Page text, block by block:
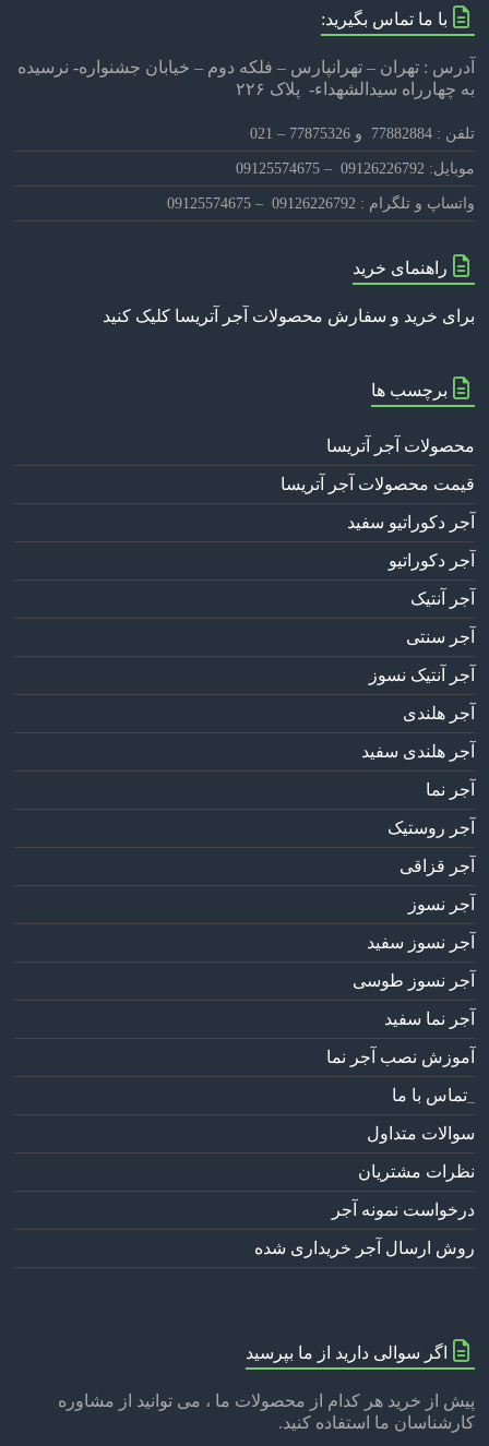
با ما تماس بگیرید:
آدرس : تهران – تهرانپارس – فلکه دوم – خیابان جشنواره- نرسیده
به چهارراه سیدالشهداء- پلاک ۲۲۶
تلفن : 77882884 و 77875326 – 021
موبایل: 09126226792 – 09125574675
واتساپ و تلگرام : 09126226792 – 09125574675
راهنمای خرید
برای خرید و سفارش محصولات آجر آتریسا کلیک کنید
برچسب ها
محصولات آجر آتریسا
قیمت محصولات آجر آتریسا
آجر دکوراتیو سفید
آجر دکوراتیو
آجر آنتیک
آجر سنتی
آجر آنتیک نسوز
آجر هلندی
آجر هلندی سفید
آجر نما
آجر روستیک
آجر قزاقی
آجر نسوز
آجر نسوز سفید
آجر نسوز طوسی
آجر نما سفید
آموزش نصب آجر نما
_تماس با ما
سوالات متداول
نظرات مشتریان
درخواست نمونه آجر
روش ارسال آجر خریداری شده
اگر سوالی دارید از ما بپرسید
پیش از خرید هر کدام از محصولات ما ، می توانید از مشاوره
کارشناسان ما استفاده کنید.